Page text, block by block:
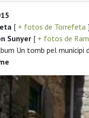
[ + fotos de Torrefeta ]
Sunyer [ + fotos de
Un tomb pel